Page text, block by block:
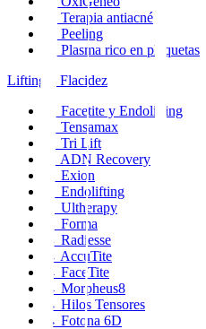
Terapia antiacné
Peeling
Plasma rico en plaquetas
Lifting y Flacidez
Facetite y Endolifting
Tensamax
Tri Lift
ADN Recovery
Exion
Endolifting
Ultherapy
Forma
→ Radiesse
→ AccuTite
→ FaceTite
→ Morpheus8
→ Hilos Tensores
→ Fotona 6D